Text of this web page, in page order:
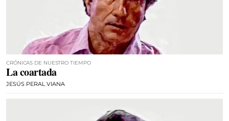
CRÓNICAS DE NUESTRO TIEMPO
La coartada
JESÚS PERAL VIANA